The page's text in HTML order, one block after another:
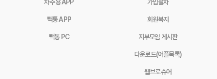
차주용 APP
빽통 APP
빽통 PC
가입절차
회원복지
지부모임 게시판
다운로드(어플목록)
웹브로슈어